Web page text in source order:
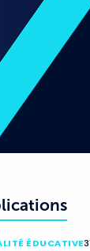
ÉDUCATIVE